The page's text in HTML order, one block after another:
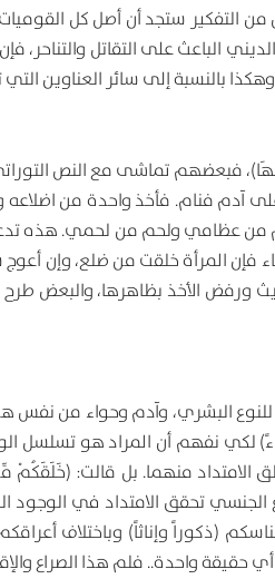
من التفكير ستجد أن أصل كل
الباعث على التقاتل
بالنسبة إلى سائر العناوين
فبعضهم تماشى مع النص
آدم فنام. فأخذ واحدة من اضلاعه
من عظامي ولحم من لحمي. هذه
فإن المرأة خلقت من ضلع، وإن
ورفض الأخذ بظاهرها، والبعض
للنوع البشري، وآدم وحواء من نفس
لكي نفهم أن المراد هو
منهما. بل قالت: (خَلَقَكُمْ
الجنسي تحقق الامتداد في الوجود
(ذكوراً وإناثاً) وباختلاف
حقيقة واحدة.. فلم هذا الصراع